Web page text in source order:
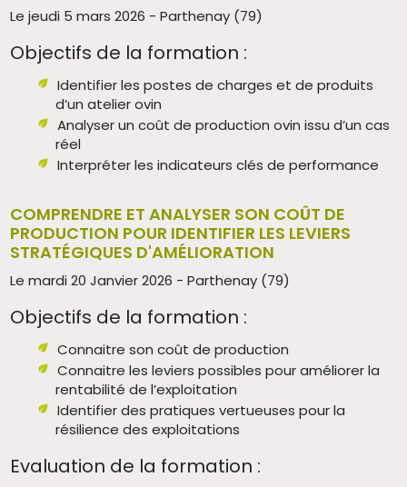
Le jeudi 5 mars 2026 - Parthenay (79)
Objectifs de la formation :
Identifier les postes de charges et de produits
d’un atelier ovin
Analyser un coût de production ovin issu d’un cas
réel
Interpréter les indicateurs clés de performance
COMPRENDRE ET ANALYSER SON COÛT DE
PRODUCTION POUR IDENTIFIER LES LEVIERS
STRATÉGIQUES D'AMÉLIORATION
Le mardi 20 Janvier 2026 - Parthenay (79)
Objectifs de la formation :
Connaitre son coût de production
Connaitre les leviers possibles pour améliorer la
rentabilité de l’exploitation
Identifier des pratiques vertueuses pour la
résilience des exploitations
Evaluation de la formation :